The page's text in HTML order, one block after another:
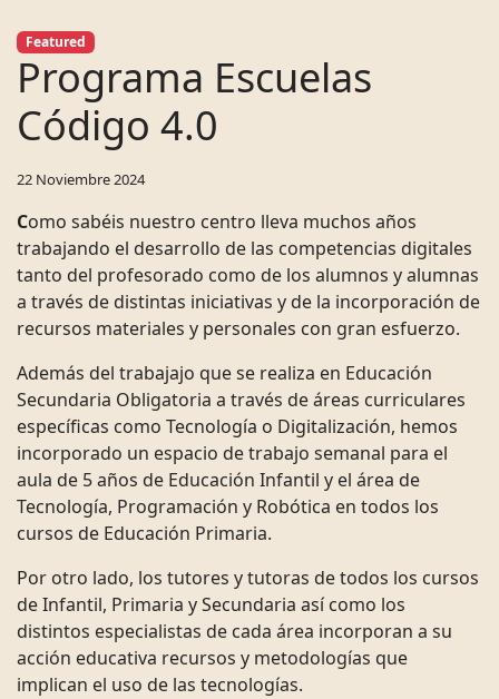
Featured
Programa Escuelas
Código 4.0
22 Noviembre 2024
Como sabéis nuestro centro lleva muchos años
trabajando el desarrollo de las competencias digitales
tanto del profesorado como de los alumnos y alumnas
a través de distintas iniciativas y de la incorporación de
recursos materiales y personales con gran esfuerzo.
Además del trabajajo que se realiza en Educación
Secundaria Obligatoria a través de áreas curriculares
específicas como Tecnología o Digitalización, hemos
incorporado un espacio de trabajo semanal para el
aula de 5 años de Educación Infantil y el área de
Tecnología, Programación y Robótica en todos los
cursos de Educación Primaria.
Por otro lado, los tutores y tutoras de todos los cursos
de Infantil, Primaria y Secundaria así como los
distintos especialistas de cada área incorporan a su
acción educativa recursos y metodologías que
implican el uso de las tecnologías.